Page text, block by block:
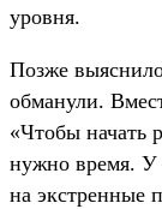
уровня.
Позже
обманули.
«Чтобы начать
нужно время. У
на экстренные